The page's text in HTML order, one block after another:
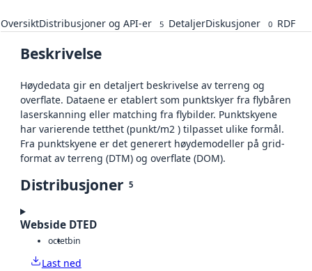
OversiktDistribusjoner og API-er 5 DetaljerDiskusjoner 0 RDF
Beskrivelse
Høydedata gir en detaljert beskrivelse av terreng og
overflate. Dataene er etablert som punktskyer fra flybåren
laserskanning eller matching fra flybilder. Punktskyene
har varierende tetthet (punkt/m2 ) tilpasset ulike formål.
Fra punktskyene er det generert høydemodeller på grid-
format av terreng (DTM) og overflate (DOM).
Distribusjoner 5
Webside DTED
octetbin
Last ned